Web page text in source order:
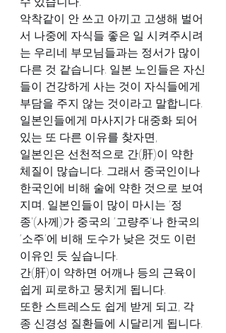
악착같이 안 쓰고 아끼고 고생해 벌어
서 나중에 자식들 좋은 일 시켜주시려
는 우리네 부모님들과는 정서가 많이
다른 것 같습니다. 일본 노인들은 자신
들이 건강하게 사는 것이 자식들에게
부담을 주지 않는 것이라고 말합니다.
일본인들에게 마사지가 대중화 되어
있는 또 다른 이유를 찾자면,
일본인은 선천적으로 간(肝)이 약한
체질이 많습니다. 그래서 중국인이나
한국인에 비해 술에 약한 것으로 보여
지며, 일본인들이 많이 마시는 ‘정
종'(사께)가 중국의 ‘고량주’나 한국의
‘소주’에 비해 도수가 낮은 것도 이런
이유인 듯 싶습니다.
간(肝)이 약하면 어깨나 등의 근육이
쉽게 피로하고 뭉치게 됩니다.
또한 스트레스도 쉽게 받게 되고, 각
종 신경성 질환들에 시달리게 됩니다.